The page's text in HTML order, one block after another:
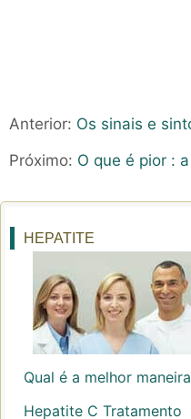
Anterior: Os sinais e
Próximo: O que é pior :
HEPATITE
Qual é a melhor
Hepatite C Tratamento